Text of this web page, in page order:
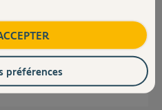
les scénarios via mon application.
bonne journée
an
préférences